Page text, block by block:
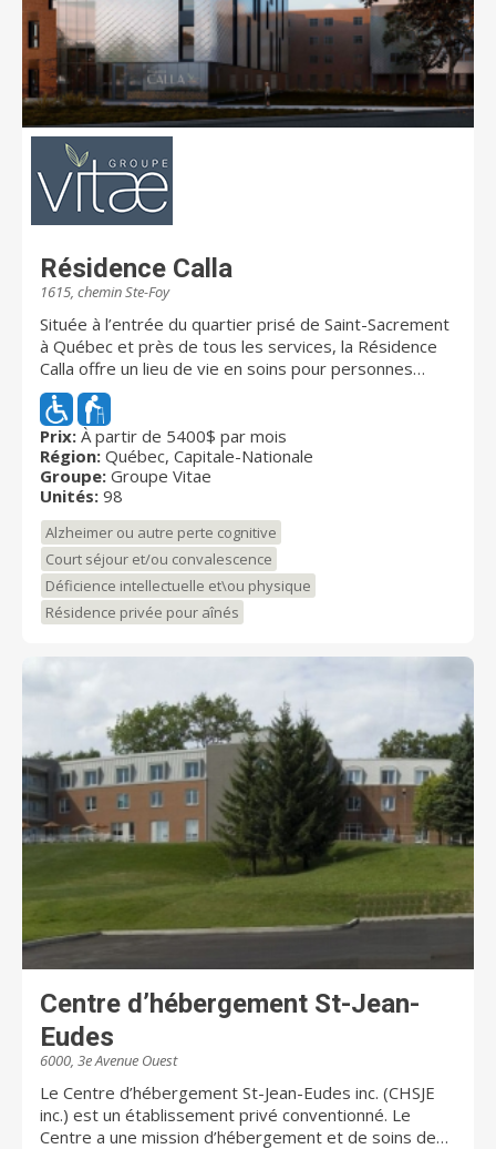
Résidence Calla
1615, chemin Ste-Foy
Située à l’entrée du quartier prisé de Saint-Sacrement
à Québec et près de tous les services, la Résidence
Calla offre un lieu de vie en soins pour personnes
âgées en perte d’autonomie cognitive et physique.
Inaugurée en 2024, la résidence est dotée des
dernières avancées technologiques, afin d’assurer une
sécurité accrue et une paix d’esprit pour les aînés et
leur famille. Partenaire avec le Réseau MAclinique, la
Résidence Calla a la chance d’offrir un service unique
dans le domaine des résidences pour aînés, c’est-à-
dire recevoir son médecin chez soi. C’est ainsi
bénéficier d’un suivi de santé rigoureux avec des
équipes multidisciplinaires composées de divers
professionnels, et ce, afin de prolonger l’autonomie et
Prix: À partir de 5400$ par mois
Région: Québec, Capitale-Nationale
Groupe: Groupe Vitae
Unités: 98
Alzheimer ou autre perte cognitive
Court séjour et/ou convalescence
Déficience intellectuelle et\ou physique
Résidence privée pour aînés
Centre d’hébergement St-Jean-
Eudes
6000, 3e Avenue Ouest
Le Centre d’hébergement St-Jean-Eudes inc. (CHSJE
inc.) est un établissement privé conventionné. Le
Centre a une mission d’hébergement et de soins de